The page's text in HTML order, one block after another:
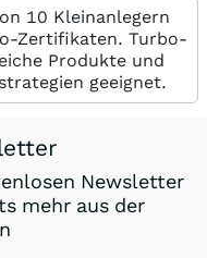
10 Kleinanlegern
Zertifikaten. Turbo-
Produkte und
geeignet.
Newsletter
mehr aus der